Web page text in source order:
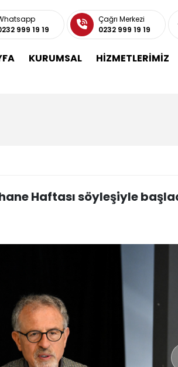
999 19 19
Çağrı Merkezi
0232 999 19 19
KURUMSAL HİZMETLERİMİZ
Haftası söyleşiyle